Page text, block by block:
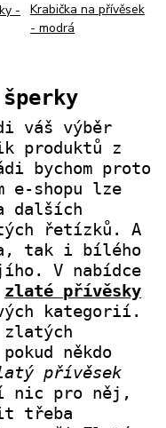
-
Krabička na přívěsek
- modrá
váš výběr
produktů z
bychom proto
e-shopu lze
dalších
řetízků. A
tak i bílého
V nabídce
zlaté přívěsky
kategorií.
někdo
přívěsek
nic pro něj,
třeba